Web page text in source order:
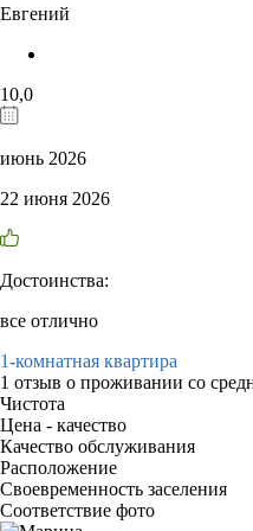
Евгений
10,0
июнь 2026
22 июня 2026
Достоинства:
все отлично
1-комнатная квартира
1 отзыв о проживании со
Чистота
Цена - качество
Качество обслуживания
Расположение
Своевременность заселения
Соответствие фото